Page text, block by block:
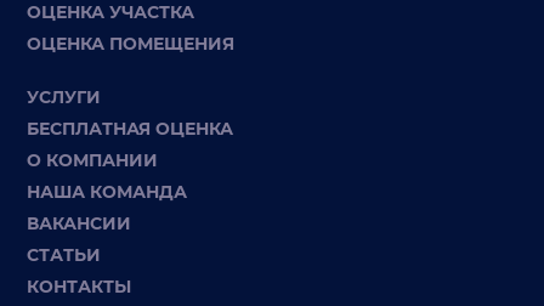
ОЦЕНКА УЧАСТКА
ОЦЕНКА ПОМЕЩЕНИЯ
УСЛУГИ
БЕСПЛАТНАЯ ОЦЕНКА
О КОМПАНИИ
НАША КОМАНДА
ВАКАНСИИ
СТАТЬИ
КОНТАКТЫ